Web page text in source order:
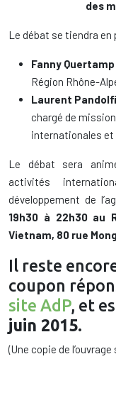
des
Le débat se tiendra en
Fanny Quertamp
Région Rhône-
Laurent Pandolfi
chargé de
internationales et
Le débat sera
activités
développement de
19h30 à 22h30 au
Vietnam, 80 rue
Il reste
coupon
site AdP, et
juin 2015.
(Une copie de